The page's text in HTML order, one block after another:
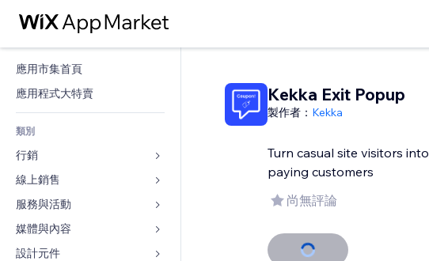
應用市集首頁
應用程式大特賣
類別
行銷
廣告
行動裝置
分析
社交
線上銷售
商店應用程式
出貨與送貨
付款按鈕
服務與活動
旅館
活動
媒體與內容
圖庫
設計元件
Kekka Exit Popup
製作者： Kekka
Turn casual site visitors into
paying customers
尚無評論